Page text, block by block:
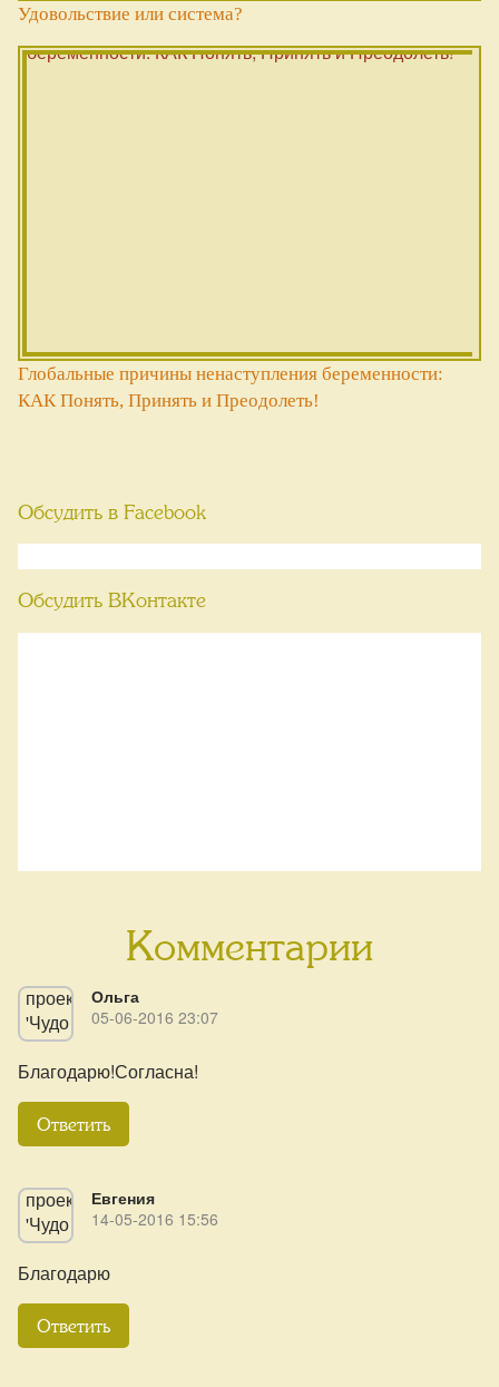
Удовольствие или система?
Глобальные причины ненаступления беременности:
КАК Понять, Принять и Преодолеть!
Обсудить в Facebook
Обсудить ВКонтакте
Комментарии
Ольга
05-06-2016 23:07
Благодарю!Согласна!
Ответить
Евгения
14-05-2016 15:56
Благодарю
Ответить